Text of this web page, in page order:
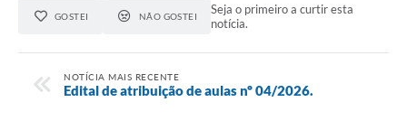
GOSTEI NÃO GOSTEI
Seja o primeiro a curtir esta
notícia.
NOTÍCIA MAIS RECENTE
Edital de atribuição de aulas nº 04/2026.